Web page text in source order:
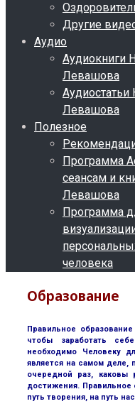
Другие
Аудио
Аудиокниги
Левашова
Аудиостатьи
Левашова
Полезное
Программа
сеансам и
Левашова
Программа
человека
Образование
Правильное
чтобы заработать
необходимо Человеку
является на самом деле,
очередной раз,
достижения. Правильное
путь творения, на путь